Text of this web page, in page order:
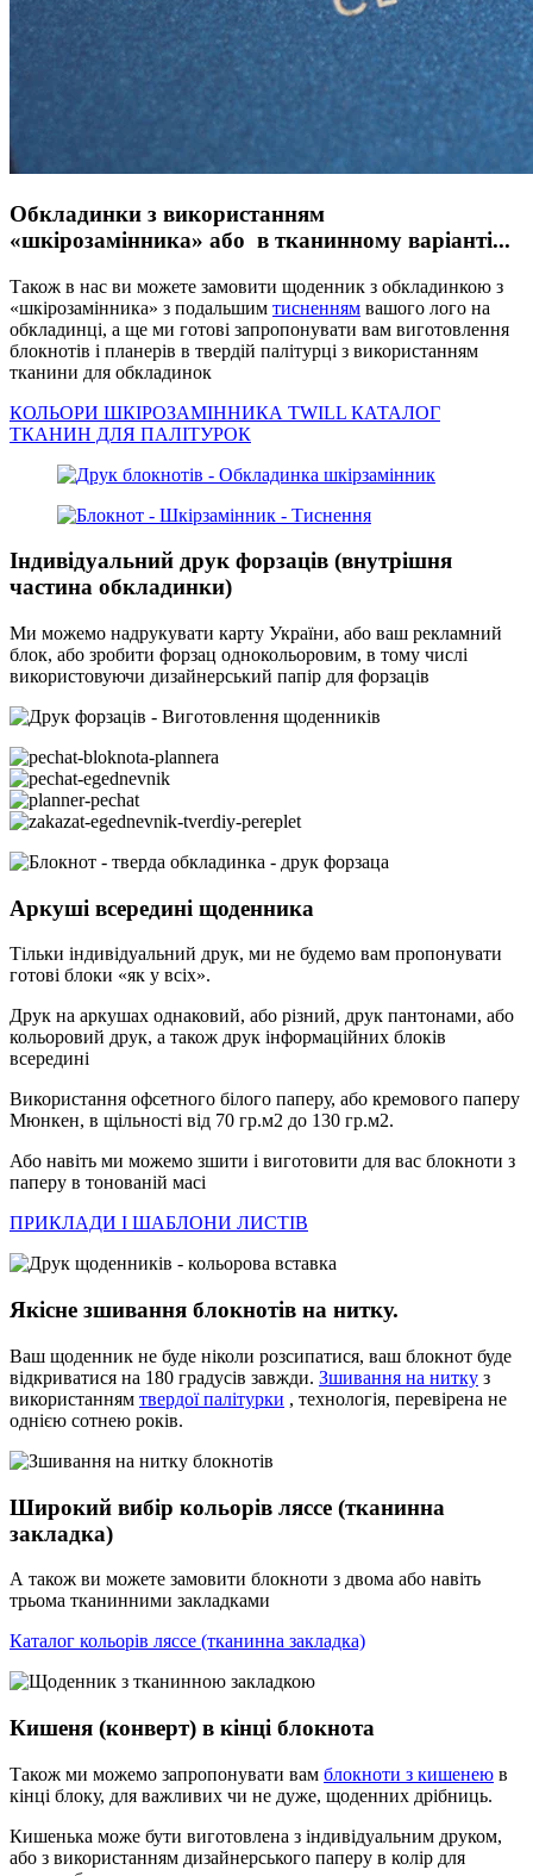
Обкладинки з використанням
«шкірозамінника» або в тканинному варіанті...
Також в нас ви можете замовити щоденник з обкладинкою з
«шкірозамінника» з подальшим тисненням вашого лого на
обкладинці, а ще ми готові запропонувати вам виготовлення
блокнотів і планерів в твердій палітурці з використанням
тканини для обкладинок
КОЛЬОРИ ШКІРОЗАМІННИКА TWILL КАТАЛОГ
ТКАНИН ДЛЯ ПАЛІТУРОК
Індивідуальний друк форзаців (внутрішня
частина обкладинки)
Ми можемо надрукувати карту України, або ваш рекламний
блок, або зробити форзац однокольоровим, в тому числі
використовуючи дизайнерський папір для форзаців
Аркуші всередині щоденника
Тільки індивідуальний друк, ми не будемо вам пропонувати
готові блоки «як у всіх».
Друк на аркушах однаковий, або різний, друк пантонами, або
кольоровий друк, а також друк інформаційних блоків
всередині
Використання офсетного білого паперу, або кремового паперу
Мюнкен, в щільності від 70 гр.м2 до 130 гр.м2.
Або навіть ми можемо зшити і виготовити для вас блокноти з
паперу в тонованій масі
ПРИКЛАДИ І ШАБЛОНИ ЛИСТІВ
Якісне зшивання блокнотів на нитку.
Ваш щоденник не буде ніколи розсипатися, ваш блокнот буде
відкриватися на 180 градусів завжди. Зшивання на нитку з
використанням твердої палітурки , технологія, перевірена не
однією сотнею років.
Широкий вибір кольорів ляссе (тканинна
закладка)
А також ви можете замовити блокноти з двома або навіть
трьома тканинними закладками
Каталог кольорів ляссе (тканинна закладка)
Кишеня (конверт) в кінці блокнота
Також ми можемо запропонувати вам блокноти з кишенею в
кінці блоку, для важливих чи не дуже, щоденних дрібниць.
Кишенька може бути виготовлена з індивідуальним друком,
або з використанням дизайнерського паперу в колір для